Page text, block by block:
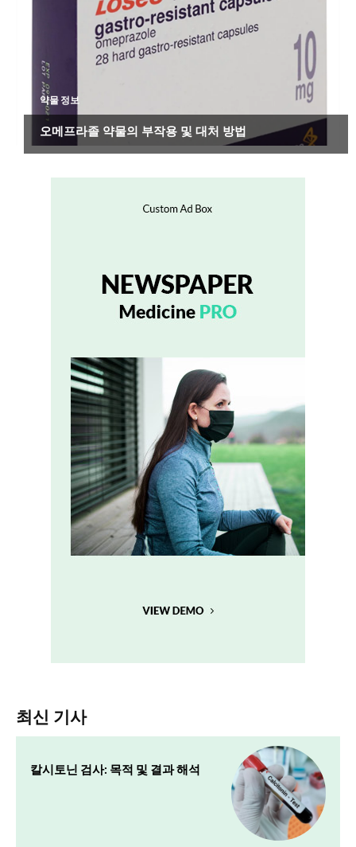
약물 정보
오메프라졸 약물의 부작용 및 대처 방법
최신 기사
칼시토닌 검사: 목적 및 결과 해석